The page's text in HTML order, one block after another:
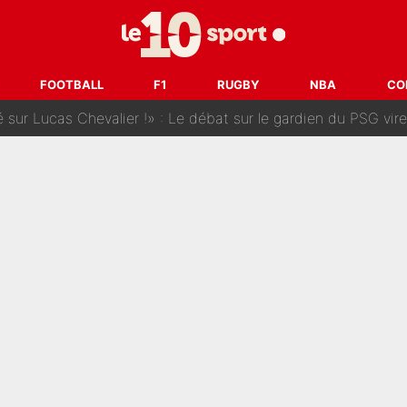
FOOTBALL F1 RUGBY NBA
dit ça...» : Kylian Mbappé raconte sa première rencontre avec
Benatia s'est battu pendant six mois pour le retenir à l'OM, le PSG a
Lucas Chevalier !» : Le débat sur le gardien du PSG